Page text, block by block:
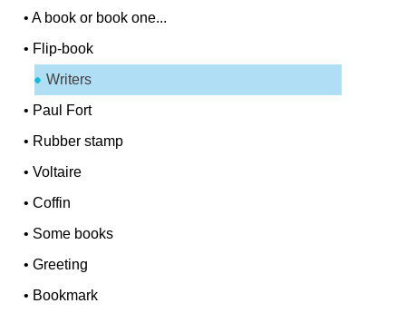
•A book or book one...
• Flip-book
Writers
• Paul Fort
• Rubber stamp
•Voltaire
•Coffin
• Some books
•Greeting
• Bookmark